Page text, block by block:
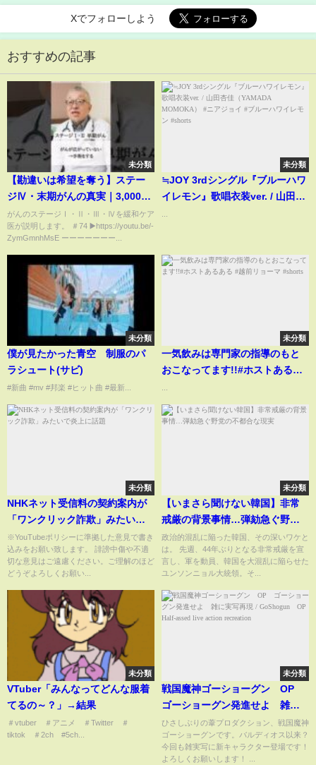
Xでフォローしよう
おすすめの記事
未分類
【勘違いは希望を奪う】ステー
ジⅣ・末期がんの真実｜3,000人
をお看取りに関わった医師
#shorts #ドクタートッシュ #緩
和ケア #緩和ケアの本流
がんのステージⅠ・Ⅱ・Ⅲ・Ⅳを緩和ケア
医が説明します。 ＃74 ▶️https://youtu.be/-
ZymGmnhMsE ーーーーーーー...
未分類
≒JOY 3rdシングル『ブルーハワ
イレモン』歌唱衣装ver. / 山田杏
未分類
僕が見たかった青空 制服のパ
ラシュート(サビ)
#新曲 #mv #邦楽 #ヒット曲 #最新...
未分類
一気飲みは専門家の指導のもと
おこなってます!!#ホストあるあ
未分類
NHKネット受信料の契約案内が
「ワンクリック詐欺」みたいで
炎上に話題
※YouTubeポリシーに準拠した意見で書き
込みをお願い致します。 誹謗中傷や不適
切な意見はご遠慮ください。ご理解のほど
どうぞよろしくお願い...
未分類
【いまさら聞けない韓国】非常
戒厳の背景事情…弾劾急ぐ野党
の不都合な現実
政治的混乱に陥った韓国、その深いワケと
は。 先週、44年ぶりとなる非常戒厳を宣
言し、軍を動員、韓国を大混乱に陥らせた
ユンソンニョル大統領。そ...
未分類
VTuber「みんなってどんな服着
てるの～？」→結果
＃vtuber ＃アニメ ＃Twitter ＃
tiktok ＃2ch #5ch...
未分類
戦国魔神ゴーショーグン OP
ゴーショーグン発進せよ 雑に
実写再現 / GoShogun OP
Half-assed live action
recreation
ひさしぶりの葦プロダクション、戦国魔神
ゴーショーグンです。バルディオス以来？
今回も雑実写に新キャラクター登場です！
よろしくお願いします！ ...